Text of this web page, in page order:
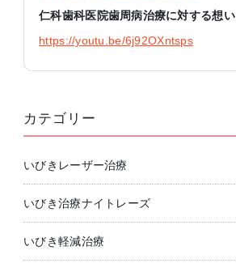
仁科歯科医院歯周病治療に対する想い
https://youtu.be/6j92OXntsps
カテゴリー
いびきレーザー治療
いびき治療ナイトレーズ
いびき軽減治療